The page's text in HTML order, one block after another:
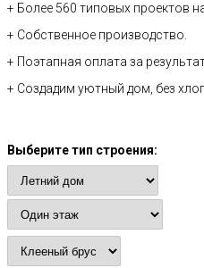
+ Более 560 типовых проектов
+ Собственное производство.
+ Поэтапная оплата за
+ Создадим уютный дом, без
Выберите тип строения: